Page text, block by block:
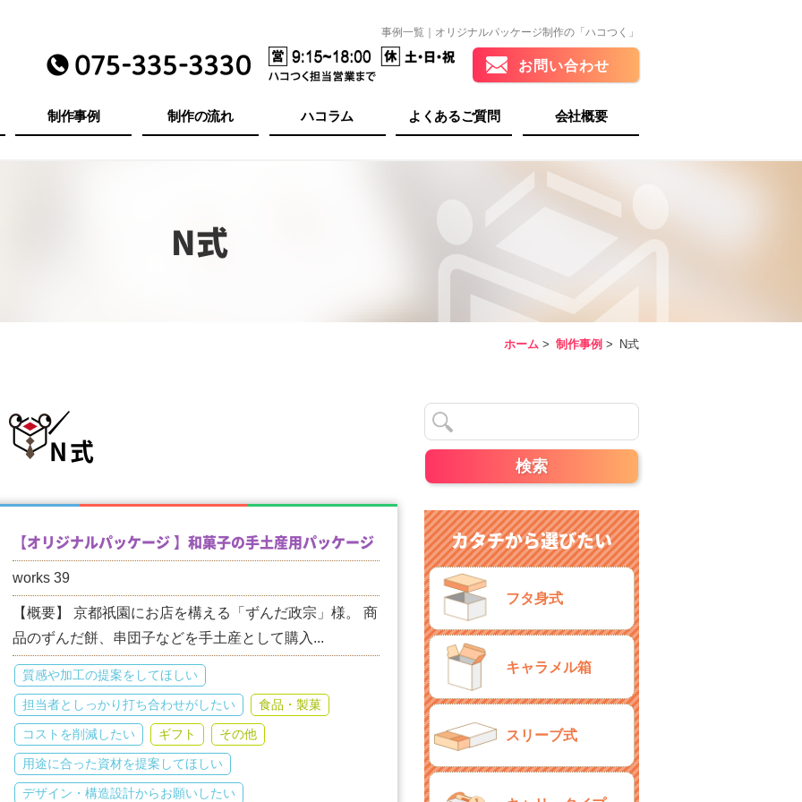
事例一覧｜オリジナルパッケージ制作の「ハコつく」
お問い合わせ
制作事例 制作の流れ ハコラム よくあるご質問 会社概要
N式
ホーム > 制作事例 > N式
N式
【オリジナルパッケージ 】和菓子の手土産用パッケージ
works 39
【概要】 京都祇園にお店を構える「ずんだ政宗」様。 商
品のずんだ餅、串団子などを手土産として購入...
質感や加工の提案をしてほしい
担当者としっかり打ち合わせがしたい 食品・製菓
コストを削減したい ギフト その他
用途に合った資材を提案してほしい
デザイン・構造設計からお願いしたい
カタチから選びたい
フタ身式
キャラメル箱
スリーブ式